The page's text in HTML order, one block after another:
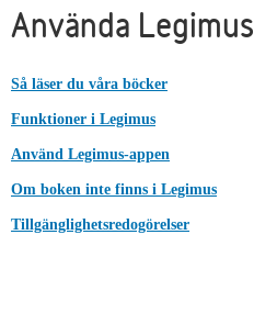
Använda Legimus
Så läser du våra böcker
Funktioner i Legimus
Använd Legimus-appen
Om boken inte finns i Legimus
Tillgänglighetsredogörelser